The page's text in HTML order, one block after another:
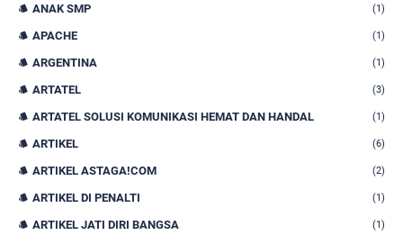
ANAK SMP (1)
APACHE (1)
ARGENTINA (1)
ARTATEL (3)
ARTATEL SOLUSI KOMUNIKASI HEMAT DAN HANDAL (1)
ARTIKEL (6)
ARTIKEL ASTAGA!COM (2)
ARTIKEL DI PENALTI (1)
ARTIKEL JATI DIRI BANGSA (1)